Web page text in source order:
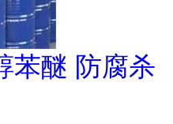
苯醚 防腐杀